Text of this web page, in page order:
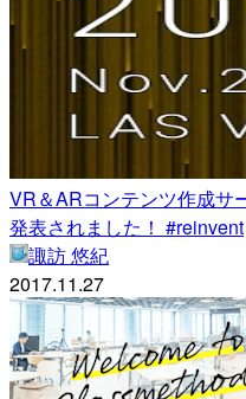
VR＆ARコンテンツ作成サ
発表されました！ #reinvent
諏訪 悠紀
2017.11.27